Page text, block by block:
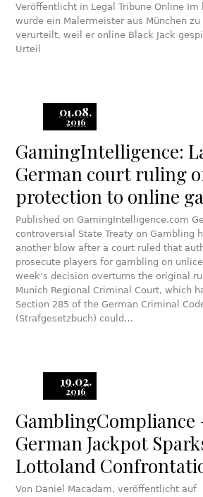
Veröffentlicht in Legal Tribune Online Im
wurde ein Malermeister aus München
verurteilt, weil er online Black Jack
Urteil
01.08.
2016
GamingIntelligence:
German court ruling
protection to online
Published on GamingIntelligence.com
controversial State Treaty on Gambling
another blow after a court ruled that
prosecute players for gambling on
week’s decision overturns the original
Munich Regional Criminal Court, which
Section 285 of the German Criminal
(Strafgesetzbuch) could…
19.02.
2016
GamblingCompliance
German Jackpot
Lottoland
Von Daniel Macadam, veröffentlicht auf